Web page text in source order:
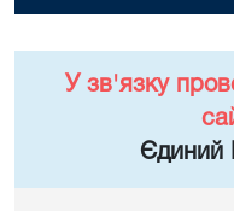
У зв'язку
Єдиний